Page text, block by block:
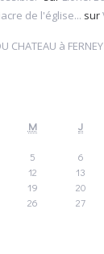
de l'église... sur
CHATEAU à FERNEY
M J
5 6
12 13
19 20
26 27